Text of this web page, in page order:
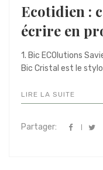
Ecotidien :
écrire en
1. Bic ECOlutions
Bic Cristal est le stylo
LIRE LA SUITE
Partager: